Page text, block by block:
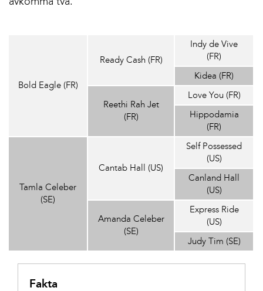
Bold Eagle (FR)
Ready Cash (FR)
Indy de Vive
(FR)
Kidea (FR)
Reethi Rah Jet
(FR)
Love You (FR)
Hippodamia
(FR)
Tamla Celeber
(SE)
Cantab Hall (US)
Self Possessed
(US)
Canland Hall
(US)
Amanda Celeber
(SE)
Express Ride
(US)
Judy Tim (SE)
Fakta